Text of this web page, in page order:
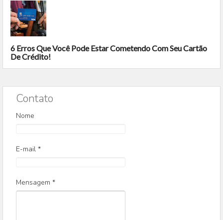
6 Erros Que Você Pode Estar Cometendo Com Seu Cartão
De Crédito!
Contato
Nome
E-mail *
Mensagem *